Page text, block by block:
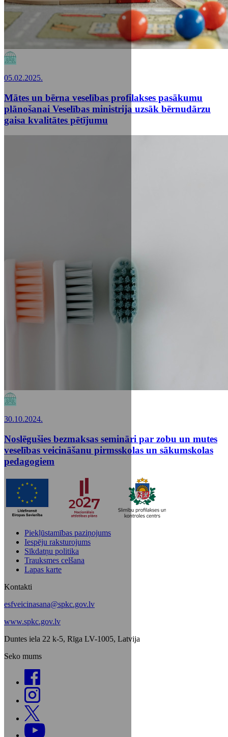
05.02.2025.
Mātes un bērna veselības profilakses pasākumu
plānošanai Veselības ministrija uzsāk bērnudārzu
gaisa kvalitātes pētījumu
30.10.2024.
Noslēgušies bezmaksas semināri par zobu un mutes
veselības veicināšanu pirmsskolas un sākumskolas
pedagogiem
Piekļūstamības paziņojums
Iespēju raksturojums
Sīkdatņu politika
Trauksmes celšana
Lapas karte
Kontakti
esfveicinasana@spkc.gov.lv
www.spkc.gov.lv
Duntes iela 22 k-5, Rīga LV-1005, Latvija
Seko mums